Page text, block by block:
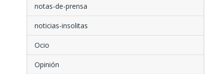
notas-de-prensa
noticias-insolitas
Ocio
Opinión